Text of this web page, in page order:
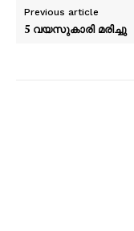
Previous article
5 വയസുകാരി മരിച്ചു